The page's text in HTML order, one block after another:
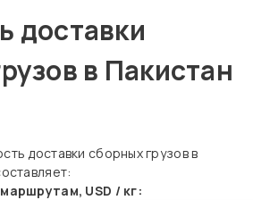
доставки
в Пакистан
доставки сборных грузов в
USD / кг: